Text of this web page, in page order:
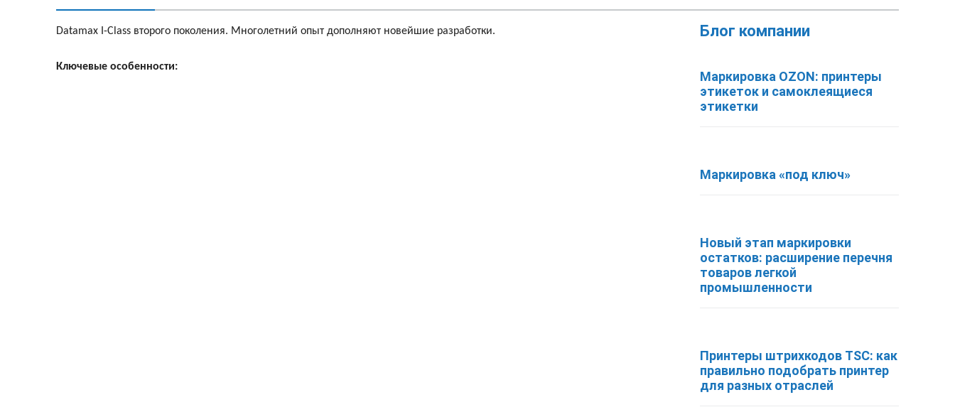
Datamax I-Class второго поколения. Многолетний опыт дополняют новейшие разработки.
Ключевые особенности:
Блог компании
Маркировка OZON: принтеры
этикеток и самоклеящиеся
этикетки
Маркировка «под ключ»
Новый этап маркировки
остатков: расширение перечня
товаров легкой
промышленности
Принтеры штрихкодов TSC: как
правильно подобрать принтер
для разных отраслей